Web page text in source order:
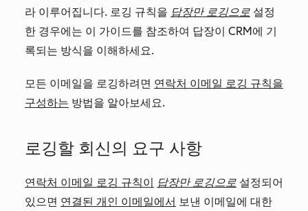
라 이루어집니다. 로깅 규칙을 답장만 로깅으로 설정
한 경우에는 이 가이드를 참조하여 답장이 CRM에 기
록되는 방식을 이해하세요.
모든 이메일을 로깅하려면 연락처 이메일 로깅 규칙을
구성하는 방법을 알아보세요.
로깅할 회신의 요구 사항
연락처 이메일 로깅 규칙이 답장만 로깅으로 설정되어
있으면 연결된 개인 이메일에서 보낸 이메일에 대한